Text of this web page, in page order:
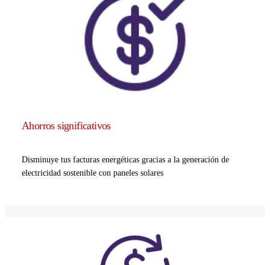
Ahorros significativos
Disminuye tus facturas energéticas gracias a la generación de
electricidad sostenible con paneles solares